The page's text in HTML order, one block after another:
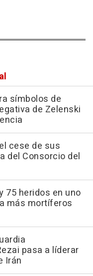
símbolos de
de Zelenski
cese de sus
del Consorcio del
75 heridos en uno
más mortíferos
pasa a líderar
Irán